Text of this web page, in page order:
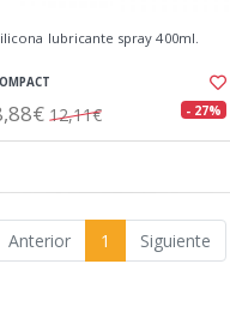
lubricante spray 400ml.
12,11€ - 27%
Anterior 1 Siguiente